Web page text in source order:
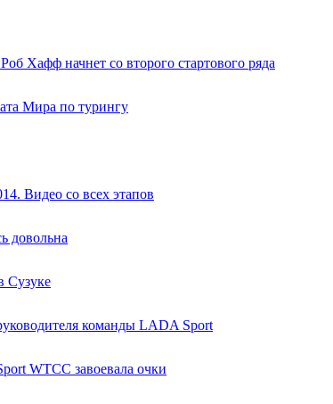
Хафф начнет со второго стартового ряда
Мира по турингу
Видео со всех этапов
довольна
Сузуке
команды LADA Sport
WTCC завоевала очки